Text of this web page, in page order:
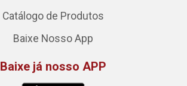
Catálogo de Produtos
Baixe Nosso App
Baixe já nosso APP